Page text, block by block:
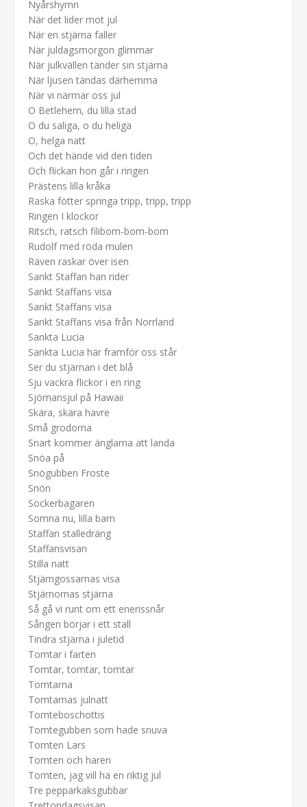
Nyårshymn
När det lider mot jul
När en stjärna faller
När juldagsmorgon glimmar
När julkvällen tänder sin stjärna
När ljusen tändas därhemma
När vi närmar oss jul
O Betlehem, du lilla stad
O du saliga, o du heliga
O, helga natt
Och det hände vid den tiden
Och flickan hon går i ringen
Prästens lilla kråka
Raska fötter springa tripp, tripp, tripp
Ringen I klockor
Ritsch, ratsch filibom-bom-bom
Rudolf med röda mulen
Räven raskar över isen
Sankt Staffan han rider
Sankt Staffans visa
Sankt Staffans visa
Sankt Staffans visa från Norrland
Sankta Lucia
Sankta Lucia här framför oss står
Ser du stjärnan i det blå
Sju vackra flickor i en ring
Sjömansjul på Hawaii
Skära, skära havre
Små grodorna
Snart kommer änglarna att landa
Snöa på
Snögubben Froste
Snön
Sockerbagaren
Somna nu, lilla barn
Staffan stalledräng
Staffansvisan
Stilla natt
Stjärngossarnas visa
Stjärnornas stjärna
Så gå vi runt om ett enerissnår
Sången börjar i ett stall
Tindra stjärna i juletid
Tomtar i farten
Tomtar, tomtar, tomtar
Tomtarna
Tomtarnas julnatt
Tomteboschottis
Tomtegubben som hade snuva
Tomten Lars
Tomten och haren
Tomten, jag vill ha en riktig jul
Tre pepparkaksgubbar